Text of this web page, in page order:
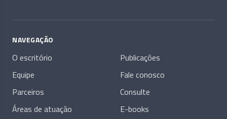
NAVEGAÇÃO
O escritório
Equipe
Parceiros
Áreas de atuação
Publicações
Fale conosco
Consulte
E-books